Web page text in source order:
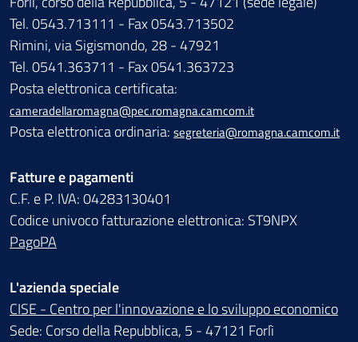
Tel. 0543.713111 - Fax 0543.713502
Rimini, via Sigismondo, 28 - 47921
Tel. 0541.363711 - Fax 0541.363723
Posta elettronica certificata:
cameradellaromagna@pec.romagna.camcom.it
Posta elettronica ordinaria: segreteria@romagna.camcom.it
Fatture e pagamenti
C.F. e P. IVA: 04283130401
Codice univoco fatturazione elettronica: ST9NPX
PagoPA
L'azienda speciale
CISE - Centro per l'innovazione e lo sviluppo economico
Sede: Corso della Repubblica, 5 - 47121 Forlì